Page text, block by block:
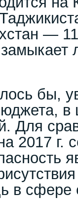
—
бы,
в
Для
2017 г.
в сфере